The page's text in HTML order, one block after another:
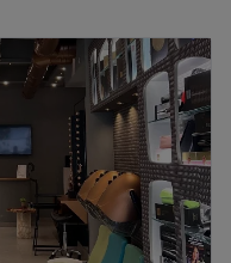
09:30–20:30
10:00– 15:00
09:30–20:30
09:30 –20:30
09:30– 17:00
Κλειστό
βρίσκεται στο κέντρο